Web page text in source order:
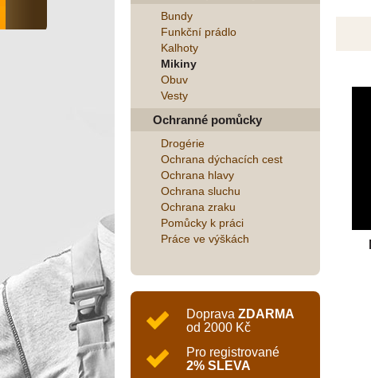
Bundy
Funkční prádlo
Kalhoty
Mikiny
Obuv
Vesty
Ochranné pomůcky
Drogérie
Ochrana dýchacích cest
Ochrana hlavy
Ochrana sluchu
Ochrana zraku
Pomůcky k práci
Práce ve výškách
Doprava ZDARMA
od 2000 Kč
Pro registrované
2% SLEVA